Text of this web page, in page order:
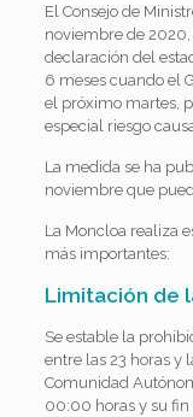
El Consejo de
noviembre de 2020,
declaración del
6 meses cuando el
el próximo martes,
especial riesgo
La medida se ha
noviembre que
La Moncloa realiza
más importantes:
Limitación de
Se estable la
entre las 23 horas y
Comunidad
00:00 horas y su fin